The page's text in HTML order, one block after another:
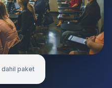
dahil paket